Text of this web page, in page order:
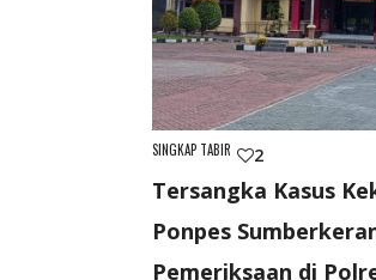
SINGKAP TABIR 2
Tersangka Kasus
Ponpes
Pemeriksaan di